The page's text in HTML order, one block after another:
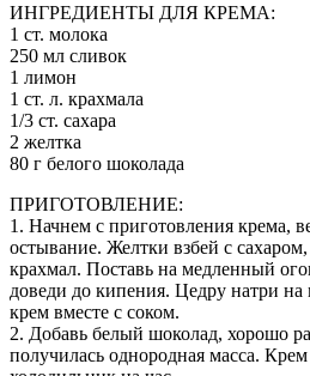
ИНГРЕДИЕНТЫ ДЛЯ КРЕМА:
1 ст. молока
250 мл сливок
1 лимон
1 ст. л. крахмала
1/3 ст. сахара
2 желтка
80 г белого шоколада
ПРИГОТОВЛЕНИЕ:
1. Начнем с приготовления крема,
остывание. Желтки взбей с
крахмал. Поставь на медленный
доведи до кипения. Цедру натри на
крем вместе с соком.
2. Добавь белый шоколад, хорошо
получилась однородная масса. Крем